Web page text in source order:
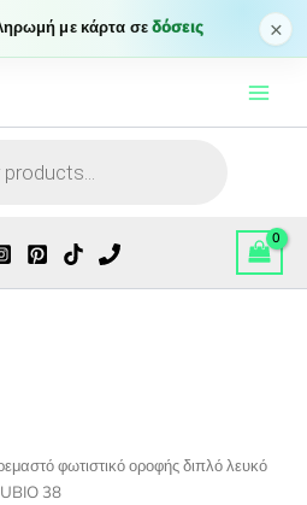
με κάρτα σεδόσεις ×
φωτιστικό οροφής διπλό λευκό
38